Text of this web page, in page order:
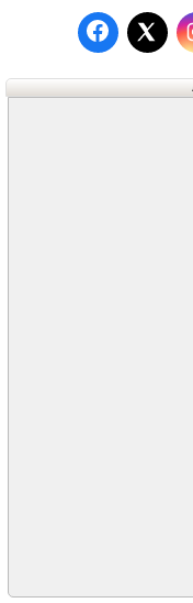
Follow